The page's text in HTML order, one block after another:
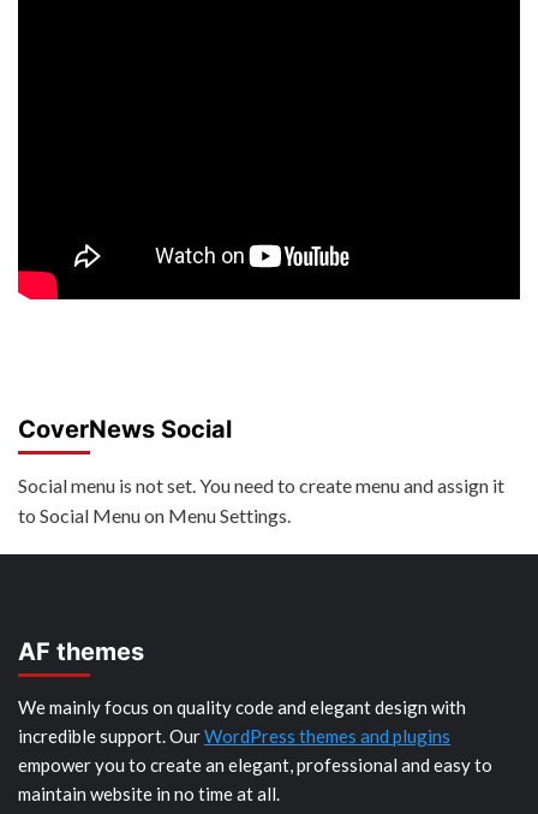
CoverNews Social
Social menu is not set. You need to create menu and assign it
to Social Menu on Menu Settings.
AF themes
We mainly focus on quality code and elegant design with
incredible support. OurWordPress themes and plugins
empower you to create an elegant, professional and easy to
maintain website in no time at all.